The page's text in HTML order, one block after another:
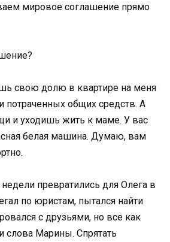
мировое соглашение прямо
свою долю в квартире на меня
потраченных общих средств. А
и уходишь жить к маме. У вас
белая машина. Думаю, вам
превратились для Олега в
по юристам, пытался найти
с друзьями, но все как
слова Марины. Спрятать